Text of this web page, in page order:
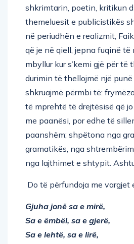
shkrimtarin, poetin, kritikun
themeluesit e publicistikës
në periudhën e realizmit,
që je në qiell, jepna fuqinë të
mbyllur kur s’kemi gjë për të
durimin të thellojmë një
shkruajmë përmbi të:
të mprehtë të drejtësisë që
me paanësi, por edhe të
paanshëm; shpëtona nga
gramatikës, nga
nga lajthimet e shtypit. Ashtu
Do të përfundoja me vargjet
Gjuha jonë sa e mirë,
Sa e ëmbël, sa e gjerë,
Sa e lehtë, sa e lirë,